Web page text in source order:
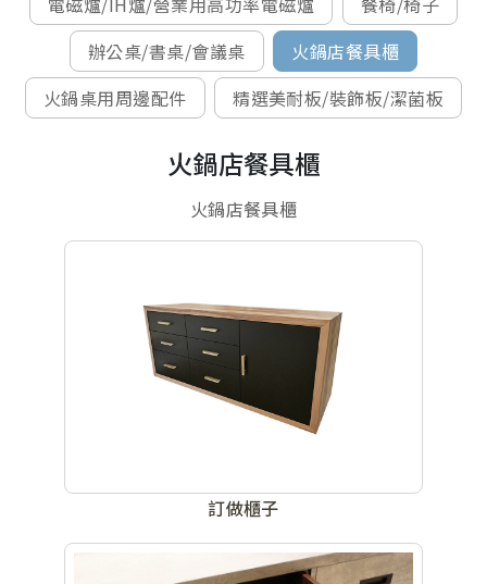
辦公桌/書桌/會議桌
火鍋店餐具櫃
火鍋桌用周邊配件
精選美耐板/裝飾板/潔菌板
火鍋店餐具櫃
火鍋店餐具櫃
訂做櫃子